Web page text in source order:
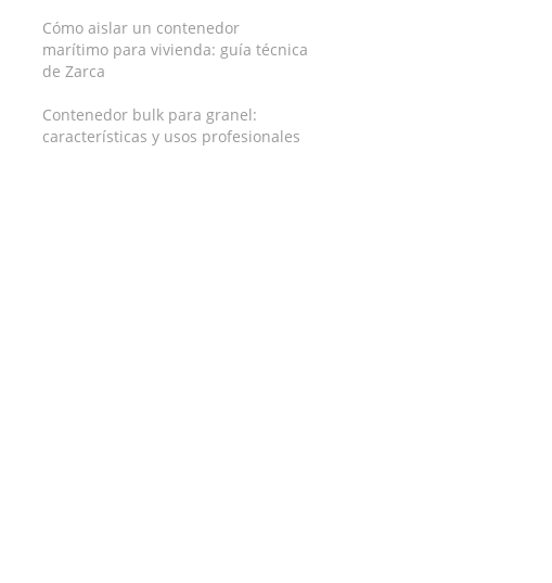
Cómo aislar un contenedor
marítimo para vivienda: guía técnica
de Zarca
Contenedor bulk para granel:
características y usos profesionales